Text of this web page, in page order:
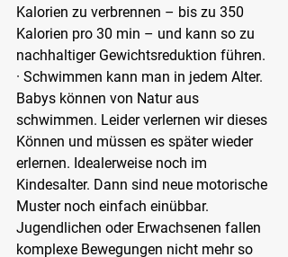
Kalorien zu verbrennen – bis zu 350
Kalorien pro 30 min – und kann so zu
nachhaltiger Gewichtsreduktion führen.
· Schwimmen kann man in jedem Alter.
Babys können von Natur aus
schwimmen. Leider verlernen wir dieses
Können und müssen es später wieder
erlernen. Idealerweise noch im
Kindesalter. Dann sind neue motorische
Muster noch einfach einübbar.
Jugendlichen oder Erwachsenen fallen
komplexe Bewegungen nicht mehr so